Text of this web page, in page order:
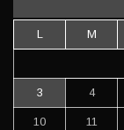
L M
3 4
10 11